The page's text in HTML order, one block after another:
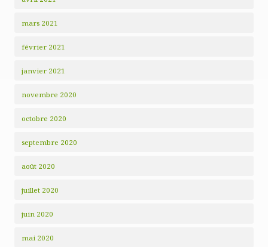
mars 2021
février 2021
janvier 2021
novembre 2020
octobre 2020
septembre 2020
août 2020
juillet 2020
juin 2020
mai 2020